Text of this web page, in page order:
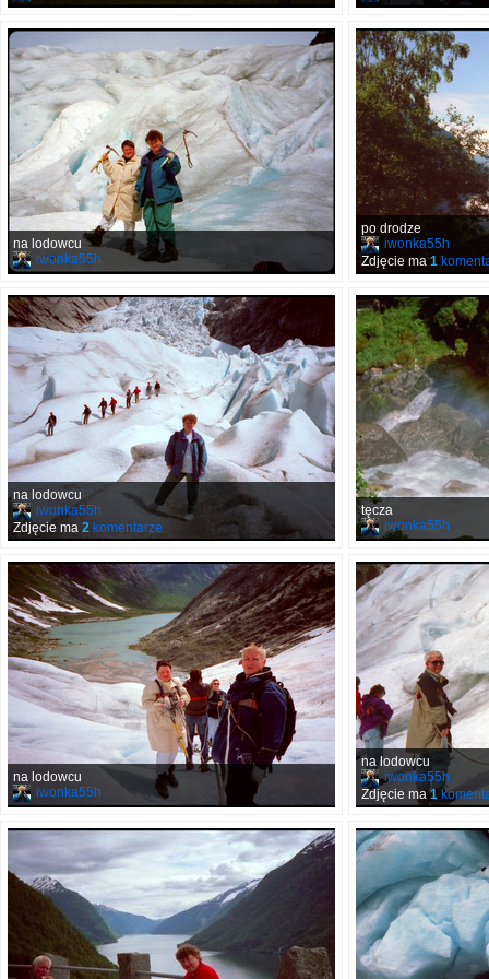
na lodowcu
iwonka55h
po drodze
iwonka55h
Zdjęcie ma1
na lodowcu
iwonka55h
Zdjęcie ma 2 komentarze
tęcza
iwonka55h
na lodowcu
iwonka55h
na lodowcu
iwonka55h
Zdjęcie ma1